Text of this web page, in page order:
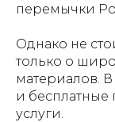
перемычки
Однако не
только о
материалов.
и
услуги.